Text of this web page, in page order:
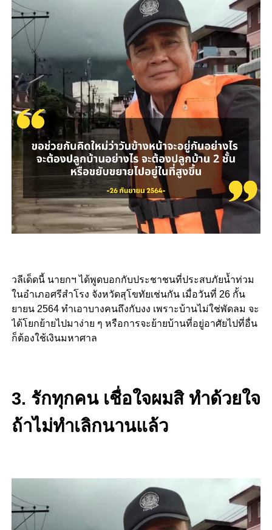
วลีเด็ดนี้ นายกฯ ได้พูดบอกกับประชาชนที่ประสบภัยน้ำท่วม
ในอำเภอศรีสำโรง จังหวัดสุโขทัยเช่นกัน เมื่อวันที่ 26 กั้น
ยายน 2564 ทำเอาบางคนถึงกับงง เพราะบ้านไม่ใช่พัดลม จะ
ได้โยกย้ายไปมาง่าย ๆ หรือการจะย้ายบ้านที่อยู่อาศัยไปที่อื่น
ก็ต้องใช้เงินมหาศาล
3. รักทุกคน เชื่อใจผมสิ ทำด้วยใจ
ถ้าไม่ทำเลิกนานแล้ว